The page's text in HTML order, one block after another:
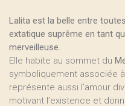
Lalita est la belle entre
extatique suprême en tant
merveilleuse.
Elle habite au sommet du
symboliquement associée
représente aussi l’amour
motivant l’existence et